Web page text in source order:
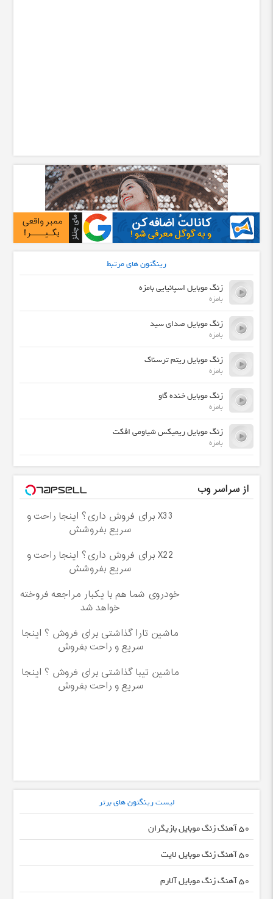
رینگتون های مرتبط
زنگ موبایل اسپانیایی بامزه
بامزه
زنگ موبایل صدای سید
بامزه
زنگ موبایل ریتم ترسناک
بامزه
زنگ موبایل خنده گاو
بامزه
زنگ موبایل ریمیکس شیاومی افکت
بامزه
از سراسر وب
X33 برای فروش داری؟ اینجا راحت و
سریع بفروشش
X22 برای فروش داری؟ اینجا راحت و
سریع بفروشش
خودروی شما هم با یکبار مراجعه فروخته
خواهد شد
ماشین تارا گذاشتی برای فروش ؟ اینجا
سریع و راحت بفروش
ماشین تیبا گذاشتی برای فروش ؟ اینجا
سریع و راحت بفروش
لیست رینگتون های برتر
50 آهنگ زنگ موبایل بازیگران
50 آهنگ زنگ موبایل لایت
50 آهنگ زنگ موبایل آلارم